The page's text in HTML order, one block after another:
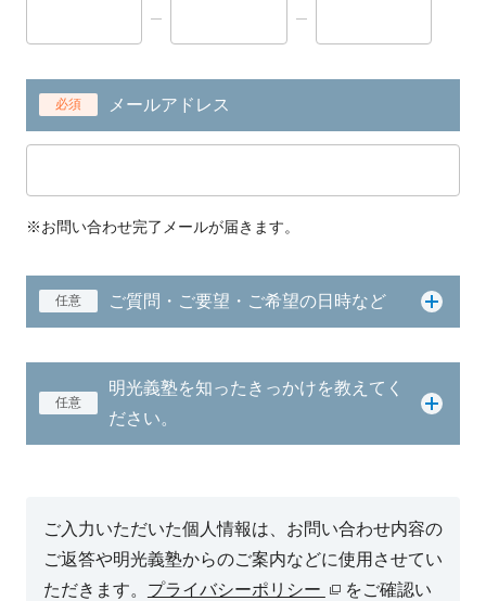
必須 メールアドレス
※お問い合わせ完了メールが届きます。
任意 ご質問・ご要望・ご希望の日時など
任意
明光義塾を知ったきっかけを教えてく
ださい。
ご入力いただいた個人情報は、お問い合わせ内容の
ご返答や明光義塾からのご案内などに使用させてい
ただきます。 プライバシーポリシー をご確認い